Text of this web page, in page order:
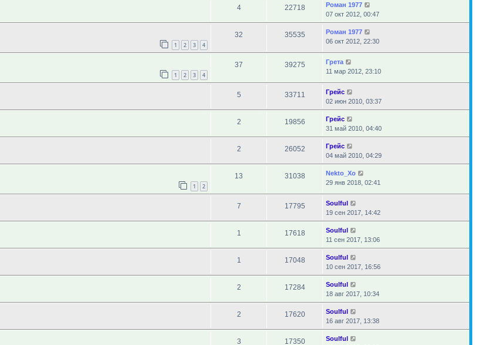
4 22718
Роман 1977
07 окт 2012, 00:47
1 2 3 4
32 35535
Роман 1977
06 окт 2012, 22:30
1 2 3 4
37 39275
Грета
11 мар 2012, 23:10
5 33711
Грейс
02 июн 2010, 03:37
2 19856
Грейс
31 май 2010, 04:40
2 26052
Грейс
04 май 2010, 04:29
1 2
13 31038
Nekto_Xo
29 янв 2018, 02:41
7 17795
Soulful
19 сен 2017, 14:42
1 17618
Soulful
11 сен 2017, 13:06
1 17048
Soulful
10 сен 2017, 16:56
2 17284
Soulful
18 авг 2017, 10:34
2 17620
Soulful
16 авг 2017, 13:38
3 17350
Soulful